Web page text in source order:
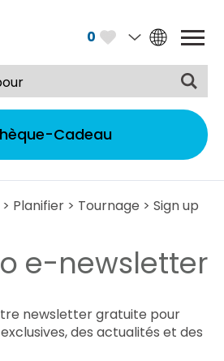
0
Cadeau
> Planifier > Tournage > Sign up
e-newsletter
newsletter gratuite pour
des actualités et des